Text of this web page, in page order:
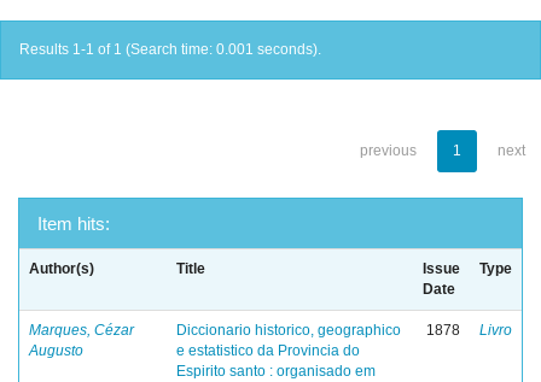
Results 1-1 of 1 (Search time: 0.001 seconds).
previous 1 next
Item hits:
Author(s) Title
Issue
Date
Type
Marques, Cézar
Augusto
Diccionario historico, geographico
e estatistico da Provincia do
Espirito santo : organisado em
1878 Livro